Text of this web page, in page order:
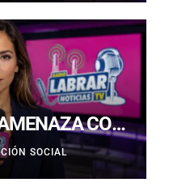
CON
SOCIAL